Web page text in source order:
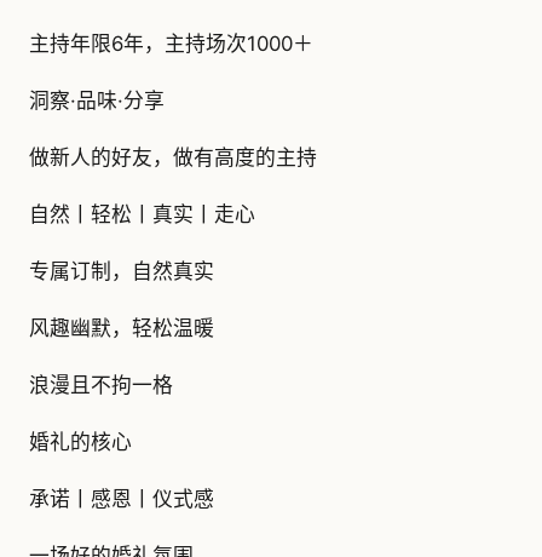
主持年限6年，主持场次1000＋
洞察·品味·分享
做新人的好友，做有高度的主持
自然丨轻松丨真实丨走心
专属订制，自然真实
风趣幽默，轻松温暖
浪漫且不拘一格
婚礼的核心
承诺丨感恩丨仪式感